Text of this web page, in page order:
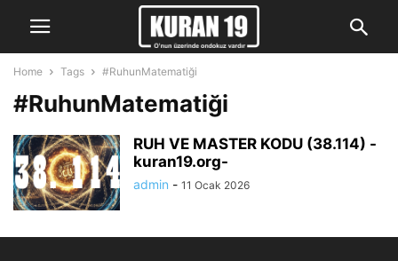
Home Tags #RuhunMatematiği
#RuhunMatematiği
RUH VE MASTER KODU (38.114) -
kuran19.org-
admin - 11 Ocak 2026